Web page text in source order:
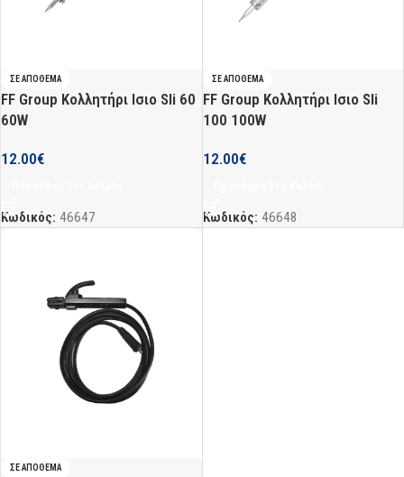
ΣΕ ΑΠΌΘΕΜΑ
FF Group Κολλητήρι Ισιο Sli 60
60W
12.00€
Κωδικός: 46647
ΣΕ ΑΠΌΘΕΜΑ
FF Group Κολλητήρι Ισιο Sli
100 100W
12.00€
Κωδικός: 46648
ΣΕ ΑΠΌΘΕΜΑ